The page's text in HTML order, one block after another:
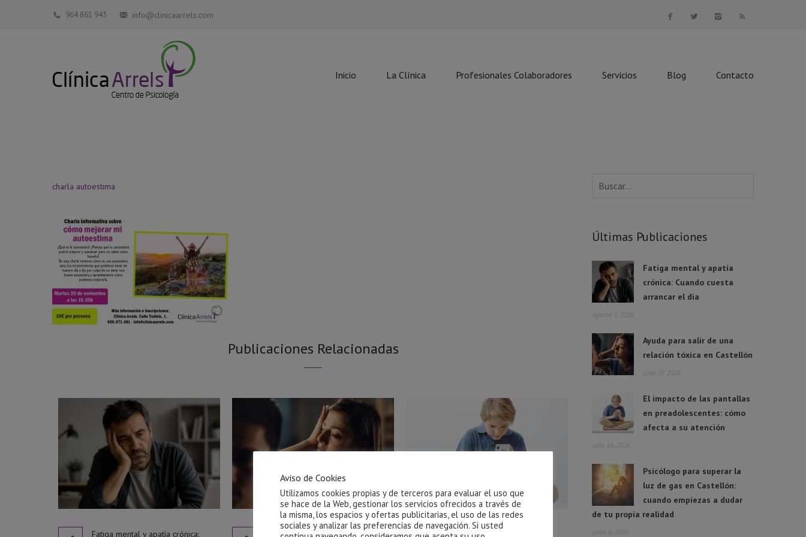
964 861 943 info@clinicaarrels.com
Inicio La Clínica Profesionales Colaboradores Servicios Blog Contacto
charla autoestima
Publicaciones Relacionadas
Fatiga mental y apatía crónica:
Ayuda para salir de una relación
El impacto de las pantallas en
Últimas Publicaciones
Fatiga mental y apatía
crónica: Cuando cuesta
arrancar el día
agosto 3, 2026
Ayuda para salir de una
relación tóxica en Castellón
julio 27, 2026
El impacto de las pantallas
en preadolescentes: cómo
afecta a su atención
julio 16, 2026
Psicólogo para superar la
luz de gas en Castellón:
cuando empiezas a dudar
de tu propia realidad
junio 6, 2026
Aviso de Cookies
Utilizamos cookies propias y de terceros para evaluar el uso que
se hace de la Web, gestionar los servicios ofrecidos a través de
la misma, los espacios y ofertas publicitarias, el uso de las redes
sociales y analizar las preferencias de navegación. Si usted